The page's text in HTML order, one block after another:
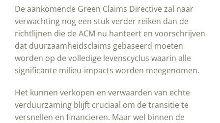
De aankomende Green Claims Directive zal naar
verwachting nog een stuk verder reiken dan de
richtlijnen die de ACM nu hanteert en voorschrijven
dat duurzaamheidsclaims gebaseerd moeten
worden op de volledige levenscyclus waarin alle
significante milieu-impacts worden meegenomen.
Het kunnen verkopen en verwaarden van echte
verduurzaming blijft cruciaal om de transitie te
versnellen en financieren. Maar wel binnen de